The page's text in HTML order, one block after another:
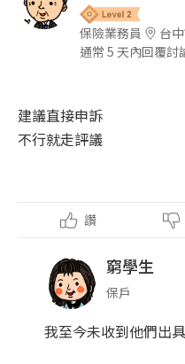
保險業務員
台
通常 5 天內回覆討
建議直接申訴
不行就走評議
讚
窮學生
保戶
我至今未收到他們出